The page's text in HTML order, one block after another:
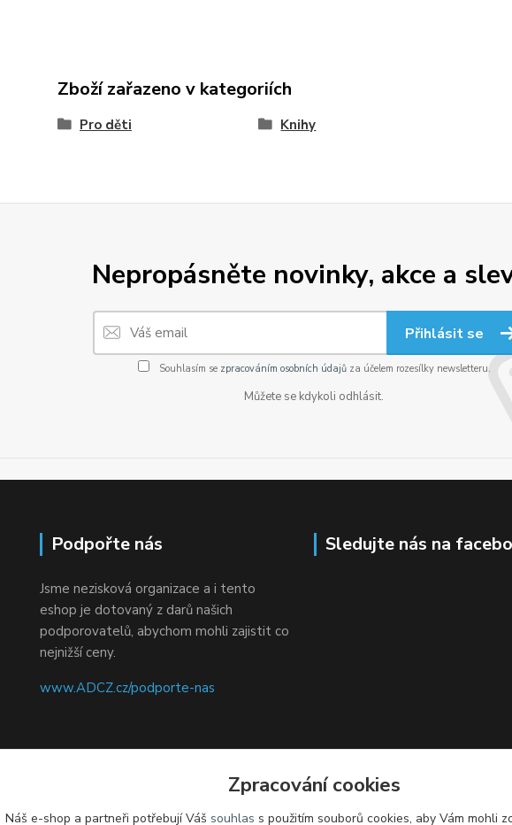
Zboží zařazeno v kategoriích
Pro děti Knihy
Nepropásněte novinky, akce a
Přihlásit se
Souhlasím se zpracováním osobních údajůza účelem rozesílky newsletteru.
Můžete se kdykoli odhlásit.
Podpořte nás
Jsme nezisková organizace a i tento
eshop je dotovaný z darů našich
podporovatelů, abychom mohli zajistit co
nejnižší ceny.
www.ADCZ.cz/podporte-nas
Sledujte nás na
Zpracování cookies
Náš e-shop a partneři potřebují Váš souhlas s použitím souborů cookies, aby Vám mohli